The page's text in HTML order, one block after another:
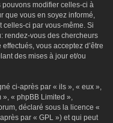
modifier celles-ci à
que vous en soyez informé,
celles-ci par vous-même. Si
rendez-vous des chercheurs
vous acceptez d’être
des mises à jour et/ou
ci-après par « ils », « eux »,
», « phpBB Limited »,
déclaré sous la licence «
par « GPL ») et qui peut